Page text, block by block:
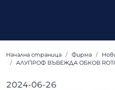
Начална страница Фирма
АЛУПРОФ ВЪВЕЖДА ОБКОВ
2024-06-26